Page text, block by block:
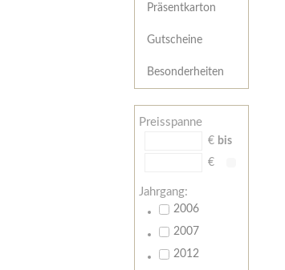
Präsentkarton
Gutscheine
Besonderheiten
Preisspanne
€ bis
€
Jahrgang:
2006
2007
2012